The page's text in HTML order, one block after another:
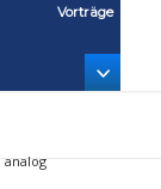
Vorträge
analog